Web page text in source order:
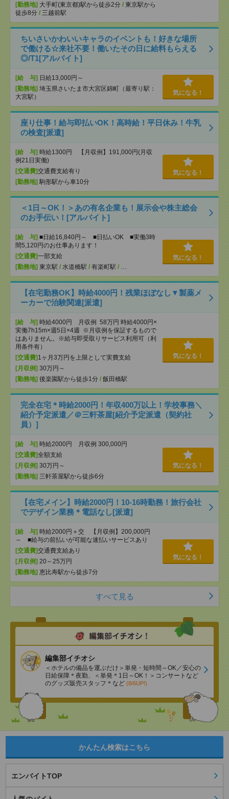
[勤務地] 大手町(東京都)駅から徒歩2分 / 東京駅から
徒歩8分 / 三越前駅
ちいさいかわいいキャラのイベントも！好きな場所
で働ける☆来社不要！働いたその日に給料もらえる
◎/T1[アルバイト]
[給 与] 日給13,000円～
[勤務地] 埼玉県さいたま市大宮区錦町（最寄り駅：
大宮駅）
気になる！
座り仕事！給与即払いOK！高時給！平日休み！牛乳
の検査[派遣]
[給 与] 時給1300円 【月収例】191,000円(月収
例21日実働)
[交通費]交通費支給有り
[勤務地] 駒形駅から車10分
気になる！
＜1日～OK！＞あの有名企業も！展示会や株主総会
のお手伝い！[アルバイト]
[給 与] ■日給16,840円～ ■日払いOK ■実働3時
間5,120円のお仕事あります！
[交通費]一部支給
[勤務地] 東京駅 / 水道橋駅 / 有楽町駅 / …
気になる！
【在宅勤務OK】時給4000円！残業ほぼなし▼製薬メ
ーカーで治験関連[派遣]
[給 与] 時給4000円 月収例 58万円 時給4000円×
実働7h15m×週5日×4週 ※月収例を保証するもので
はありません。※給与即受取りサービス利用可（利
用条件有）
[交通費] 1ヶ月3万円を上限として実費支給
[月収例] 30万円～
[勤務地] 後楽園駅から徒歩1分 / 飯田橋駅
気になる！
完全在宅＊時給2000円！年収400万以上！学校事務＼
紹介予定派遣／＠三軒茶屋[紹介予定派遣（契約社
員）]
[給 与] 時給2000円 月収例 300,000円
[交通費]全額支給
[月収例] 30万円～
[勤務地] 三軒茶屋駅から徒歩6分
気になる！
【在宅メイン】時給2000円！10-16時勤務！旅行会社
でデザイン業務＊電話なし[派遣]
[給 与] 時給2000円＋交 【月収例】200,000円
～ ■給与の前払いが可能な速払いサービスあり
[交通費]交通費支給あり
[月収例] 20～25万円
[勤務地] 恵比寿駅から徒歩7分
気になる！
すべて見る
編集部イチオシ
＜ホテルの備品を運ぶだけ＞単発・短時間～OK／安心の
日給保障＊夜勤、＜単発＊1日～OK！＞コンサートなど
のグッズ販売スタッフ＊など (8/6UP!)
かんたん検索はこちら
エンバイトTOP